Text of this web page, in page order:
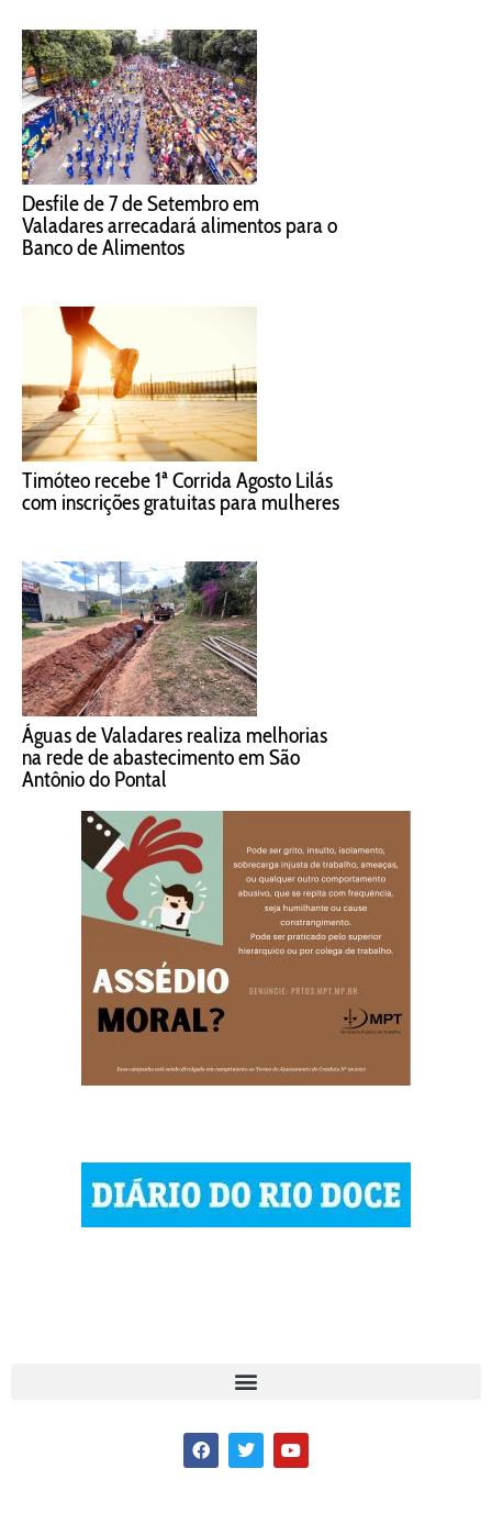
Desfile de 7 de Setembro em
Valadares arrecadará alimentos para o
Banco de Alimentos
Timóteo recebe 1ª Corrida Agosto Lilás
com inscrições gratuitas para mulheres
Águas de Valadares realiza melhorias
na rede de abastecimento em São
Antônio do Pontal